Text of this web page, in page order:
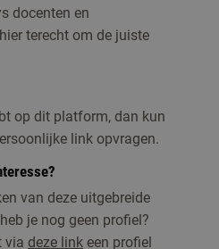
docenten en
terecht om de juiste
op dit platform, dan kun
link opvragen.
van deze uitgebreide
je nog geen profiel?
via deze link een profiel